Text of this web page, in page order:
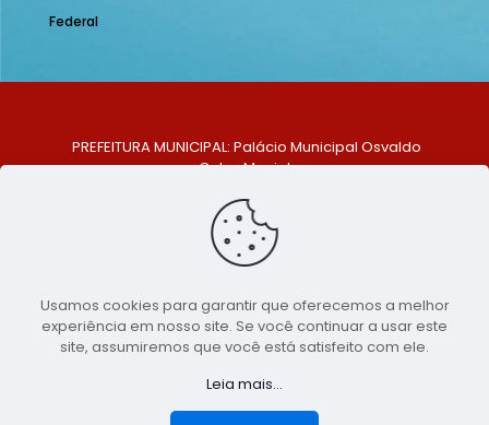
Federal
PREFEITURA MUNICIPAL: Palácio Municipal Osvaldo
Celso Maciel
Centro, São Bento do Una - PE. CEP: 553370-128
TELEFONE: (81) 99548-1569
E-MAIL: ouvidoria@saobentodouna.pe.gov.br
Copyright 2021-2026 - Assessoria de Comunicação da
Prefeitura de São Bento do Una - PE
publicidadeLumusWeb - Agência Digital
Usamos cookies para garantir que oferecemos a melhor
experiência em nosso site. Se você continuar a usar este
site, assumiremos que você está satisfeito com ele.
Leia mais...